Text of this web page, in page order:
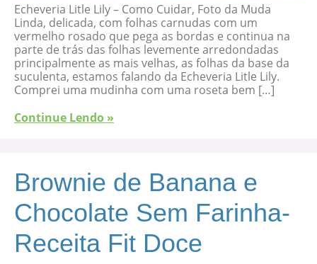
Echeveria Litle Lily – Como Cuidar, Foto da Muda
Linda, delicada, com folhas carnudas com um
vermelho rosado que pega as bordas e continua na
parte de trás das folhas levemente arredondadas
principalmente as mais velhas, as folhas da base da
suculenta, estamos falando da Echeveria Litle Lily.
Comprei uma mudinha com uma roseta bem […]
Continue Lendo »
Brownie de Banana e
Chocolate Sem Farinha-
Receita Fit Doce